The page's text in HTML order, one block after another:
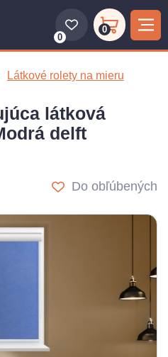
0
0
Látkové rolety na mieru
látková
delft
Do obľúbených